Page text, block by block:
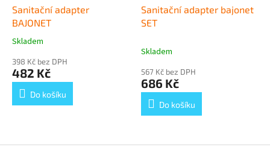
Sanitační adapter
BAJONET
Průměrné
produktu
je
5,0
Skladem
398 Kč bez DPH
482 Kč
Do košíku
Sanitační adapter bajonet
SET
Skladem
567 Kč bez DPH
686 Kč
Do košíku